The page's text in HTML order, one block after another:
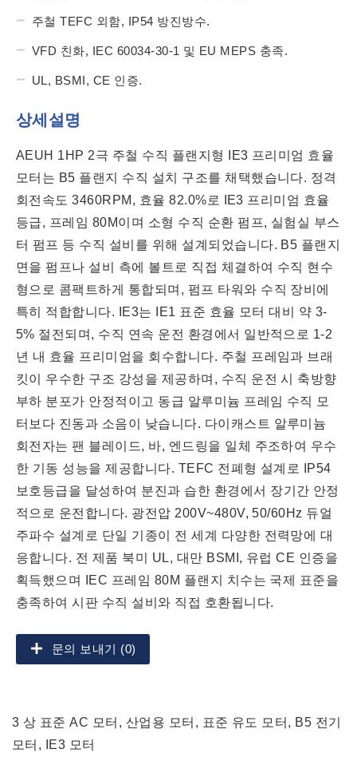
주철 TEFC 외함, IP54 방진방수.
VFD 친화, IEC 60034-30-1 및 EU MEPS 충족.
UL, BSMI, CE 인증.
상세설명
AEUH 1HP 2극 주철 수직 플랜지형 IE3 프리미엄 효율
모터는 B5 플랜지 수직 설치 구조를 채택했습니다. 정격
회전속도 3460RPM, 효율 82.0%로 IE3 프리미엄 효율
등급, 프레임 80M이며 소형 수직 순환 펌프, 실험실 부스
터 펌프 등 수직 설비를 위해 설계되었습니다. B5 플랜지
면을 펌프나 설비 측에 볼트로 직접 체결하여 수직 현수
형으로 콤팩트하게 통합되며, 펌프 타워와 수직 장비에
특히 적합합니다. IE3는 IE1 표준 효율 모터 대비 약 3-
5% 절전되며, 수직 연속 운전 환경에서 일반적으로 1-2
년 내 효율 프리미엄을 회수합니다. 주철 프레임과 브래
킷이 우수한 구조 강성을 제공하며, 수직 운전 시 축방향
부하 분포가 안정적이고 동급 알루미늄 프레임 수직 모
터보다 진동과 소음이 낮습니다. 다이캐스트 알루미늄
회전자는 팬 블레이드, 바, 엔드링을 일체 주조하여 우수
한 기동 성능을 제공합니다. TEFC 전폐형 설계로 IP54
보호등급을 달성하여 분진과 습한 환경에서 장기간 안정
적으로 운전합니다. 광전압 200V~480V, 50/60Hz 듀얼
주파수 설계로 단일 기종이 전 세계 다양한 전력망에 대
응합니다. 전 제품 북미 UL, 대만 BSMI, 유럽 CE 인증을
획득했으며 IEC 프레임 80M 플랜지 치수는 국제 표준을
충족하여 시판 수직 설비와 직접 호환됩니다.
문의 보내기 (0)
3 상 표준 AC 모터, 산업용 모터, 표준 유도 모터, B5 전기
모터, IE3 모터